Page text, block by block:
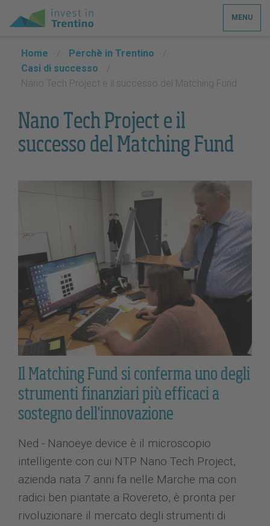
MENU
Home / Perchè in Trentino
/
Casi di successo
/
Nano Tech Project e il successo del Matching Fund
Nano Tech Project e il
successo del Matching Fund
Il Matching Fund si conferma uno degli
strumenti finanziari più efficaci a
sostegno dell'innovazione
Ned - Nanoeye device è il microscopio
intelligente con cui NTP Nano Tech Project,
azienda nata 7 anni fa nelle Marche ma con
radici ben piantate a Rovereto, è pronta per
rivoluzionare il mercato degli strumenti di